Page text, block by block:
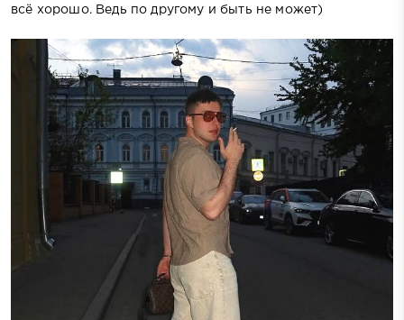
всё хорошо. Ведь по другому и быть не может)